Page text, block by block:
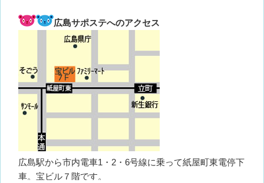
広島サポステへのアクセス
広島駅から市内電車1・2・6号線に乗って紙屋町東電停下
車。宝ビル７階です。